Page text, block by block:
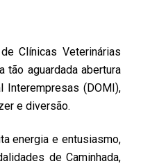
Clínicas Veterinárias
tão aguardada abertura
Interempresas (DOMI),
e diversão.
energia e entusiasmo,
de Caminhada,